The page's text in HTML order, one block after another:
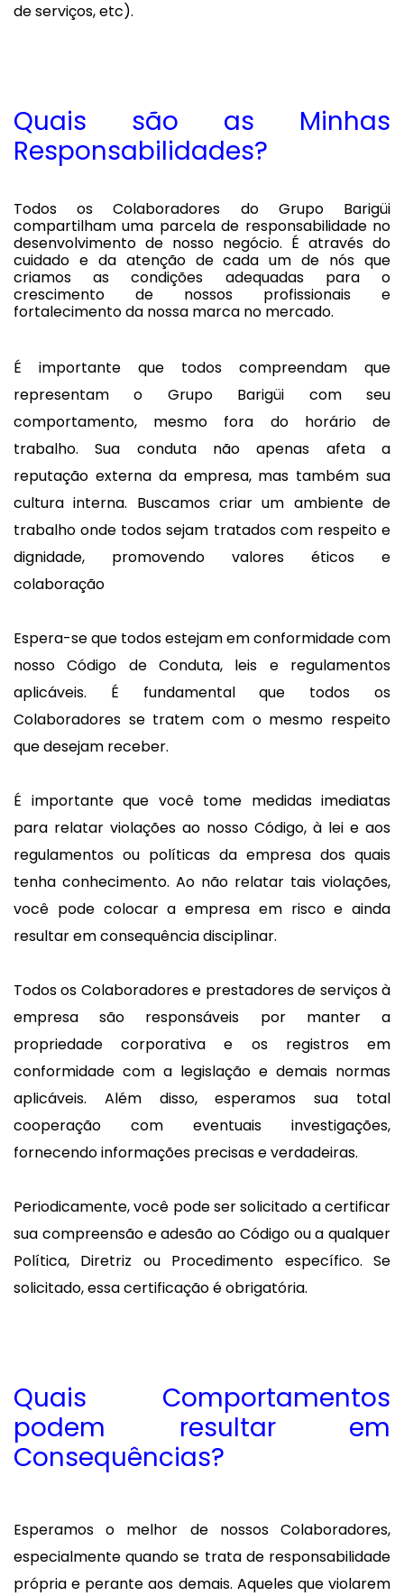
de serviços, etc).
Quais são as Minhas
Responsabilidades?
Todos os Colaboradores do Grupo Barigüi
compartilham uma parcela de responsabilidade no
desenvolvimento de nosso negócio. É através do
cuidado e da atenção de cada um de nós que
criamos as condições adequadas para o
crescimento de nossos profissionais e
fortalecimento da nossa marca no mercado.
É importante que todos compreendam que
representam o Grupo Barigüi com seu
comportamento, mesmo fora do horário de
trabalho. Sua conduta não apenas afeta a
reputação externa da empresa, mas também sua
cultura interna. Buscamos criar um ambiente de
trabalho onde todos sejam tratados com respeito e
dignidade, promovendo valores éticos e
colaboração
Espera-se que todos estejam em conformidade com
nosso Código de Conduta, leis e regulamentos
aplicáveis. É fundamental que todos os
Colaboradores se tratem com o mesmo respeito
que desejam receber.
É importante que você tome medidas imediatas
para relatar violações ao nosso Código, à lei e aos
regulamentos ou políticas da empresa dos quais
tenha conhecimento. Ao não relatar tais violações,
você pode colocar a empresa em risco e ainda
resultar em consequência disciplinar.
Todos os Colaboradores e prestadores de serviços à
empresa são responsáveis por manter a
propriedade corporativa e os registros em
conformidade com a legislação e demais normas
aplicáveis. Além disso, esperamos sua total
cooperação com eventuais investigações,
fornecendo informações precisas e verdadeiras.
Periodicamente, você pode ser solicitado a certificar
sua compreensão e adesão ao Código ou a qualquer
Política, Diretriz ou Procedimento específico. Se
solicitado, essa certificação é obrigatória.
Quais Comportamentos
podem resultar em
Consequências?
Esperamos o melhor de nossos Colaboradores,
especialmente quando se trata de responsabilidade
própria e perante aos demais. Aqueles que violarem